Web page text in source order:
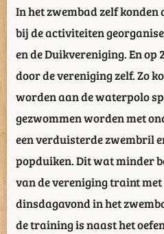
In het zwembad zelf
bij de activiteiten
en de Duikvereniging. En op
door de vereniging zelf. Zo
worden aan de waterpolo
gezwommen worden met
een verduisterde zwembril
popduiken. Dit wat minder
van de vereniging traint met
dinsdagavond in het
de training is naast het